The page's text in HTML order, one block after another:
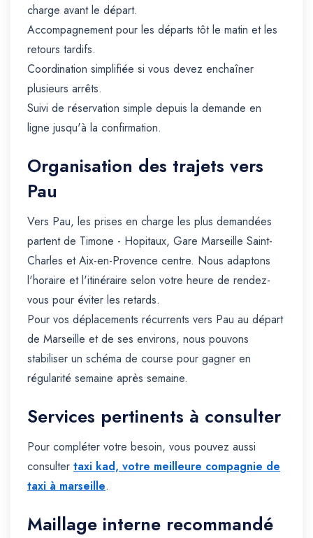
charge avant le départ.
Accompagnement pour les départs tôt le matin et les
retours tardifs.
Coordination simplifiée si vous devez enchaîner
plusieurs arrêts.
Suivi de réservation simple depuis la demande en
ligne jusqu'à la confirmation.
Organisation des trajets vers
Pau
Vers Pau, les prises en charge les plus demandées
partent de Timone - Hopitaux, Gare Marseille Saint-
Charles et Aix-en-Provence centre. Nous adaptons
l'horaire et l'itinéraire selon votre heure de rendez-
vous pour éviter les retards.
Pour vos déplacements récurrents vers Pau au départ
de Marseille et de ses environs, nous pouvons
stabiliser un schéma de course pour gagner en
régularité semaine après semaine.
Services pertinents à consulter
Pour compléter votre besoin, vous pouvez aussi
consulter taxi kad, votre meilleure compagnie de
taxi à marseille.
Maillage interne recommandé